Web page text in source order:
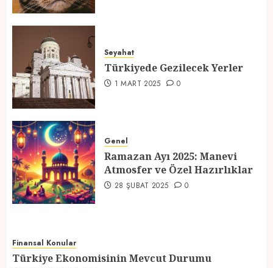
4
1 MART 2025
5
Atmosfer ve Özel Hazırlıklar
28 ŞUBAT 2025 0
Seyahat
Türkiyede Gezilecek Yerler
1 MART 2025 0
Genel
Ramazan Ayı 2025: Manevi
Atmosfer ve Özel Hazırlıklar
28 ŞUBAT 2025 0
Finansal Konular
Türkiye Ekonomisinin Mevcut Durumu